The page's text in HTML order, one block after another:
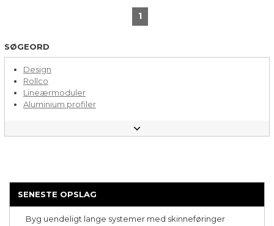
1
SØGEORD
Design
Rollco
Lineærmoduler
Aluminium profiler
Rulleføring
Lagerautomatisering
Montering
Bæredygtighed
CNC-bearbejdning
SENESTE OPSLAG
Byg uendeligt lange systemer med skinneføringer